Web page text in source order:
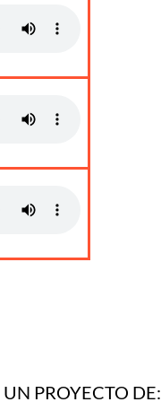
UN PROYECTO DE: